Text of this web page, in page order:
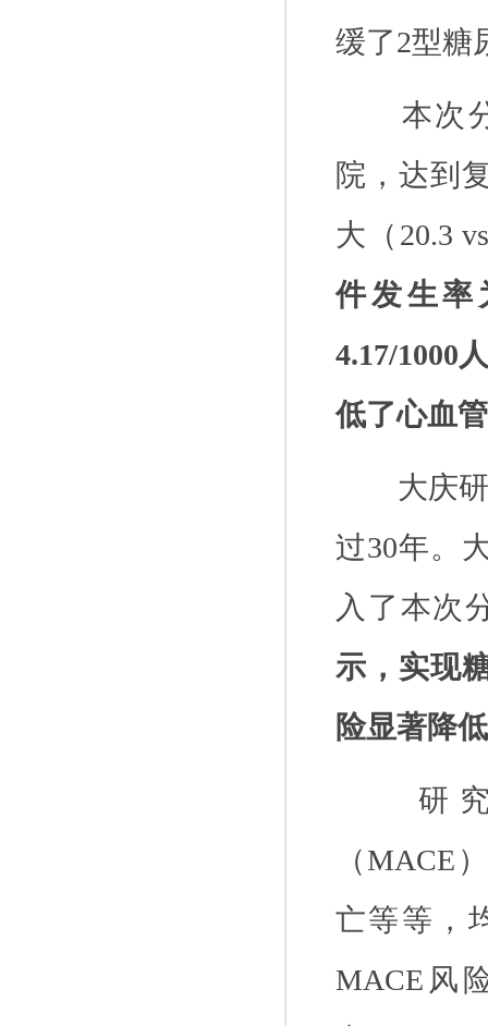
缓了2型糖
本次
院，达到
大（ 20.3
件发生率
4.17/1000
低了心血
大庆
过30年。
入了本次
示，实现
险显著降
研
（MACE
亡等等，
MACE 风